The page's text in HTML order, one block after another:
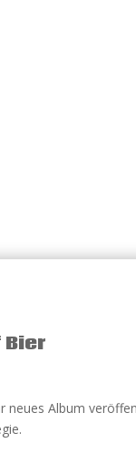
Bier
neues Album